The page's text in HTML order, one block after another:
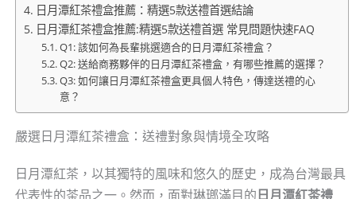
日月潭紅茶禮盒推薦：精選5款送禮首選結論
日月潭紅茶禮盒推薦:精選5款送禮首選 常見問題快速FAQ
Q1: 該如何為長輩挑選適合的日月潭紅茶禮盒？
Q2: 送給商務夥伴的日月潭紅茶禮盒，有哪些推薦的選擇？
Q3: 如何讓日月潭紅茶禮盒更具個人特色，傳達送禮的心
意？
嚴選日月潭紅茶禮盒：送禮對象與情境全攻略
日月潭紅茶，以其獨特的風味和悠久的歷史，成為台灣最具
代表性的茶品之一。然而，面對琳瑯滿目的日月潭紅茶禮